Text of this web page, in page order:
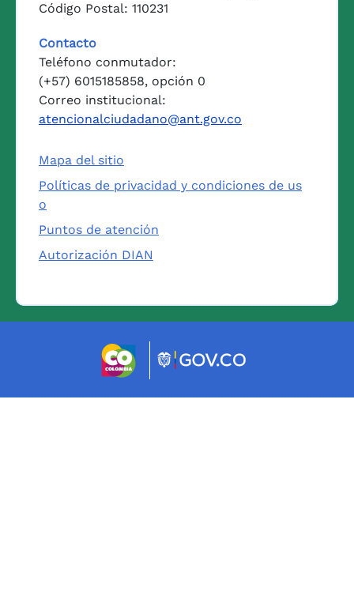
Código Postal: 110231
Contacto
Teléfono conmutador:
(+57) 6015185858, opción 0
Correo institucional:
atencionalciudadano@ant.gov.co
Mapa del sitio
Políticas de privacidad y condiciones de us
o
Puntos de atención
Autorización DIAN